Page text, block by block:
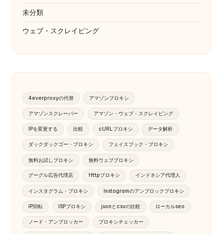
未分類
ウェブ・スクレイピング
4everproxyの代替 アマゾンプロキシ
アマゾンスクレーパー アマゾン・ウェブ・スクレイピング
IPを変更する 比較 cURLプロキシ データ解析
ダックダックゴー・プロキシ フェイスブック・プロキシ
無料お試しプロキシ 無料ウェブプロキシ
グーグル広告代理店 Httpプロキシ インドネシア代理人
インスタグラム・プロキシ Instagramのアンブロックプロキシ
IP回転 ISPプロキシ jsonとcsvの比較 ローカルseo
ノード・アンブロッカー プロキシチェッカー